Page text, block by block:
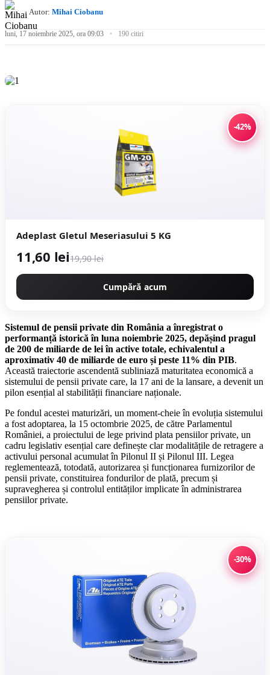
Autor: Mihai Ciobanu
luni, 17 noiembrie 2025, ora 09:03 190 citiri
-42%
Adeplast Gletul Meseriasului 5 KG
11,60 lei19,90 lei
Cumpără acum
Sistemul de pensii private din România a înregistrat o
performanță istorică în luna noiembrie 2025, depășind pragul
de 200 de miliarde de lei în active totale, echivalentul a
aproximativ 40 de miliarde de euro și peste 11% din PIB.
Această traiectorie ascendentă subliniază maturitatea economică a
sistemului de pensii private care, la 17 ani de la lansare, a devenit un
pilon esențial al stabilității financiare naționale.
Pe fondul acestei maturizări, un moment-cheie în evoluția sistemului
a fost adoptarea, la 15 octombrie 2025, de către Parlamentul
României, a proiectului de lege privind plata pensiilor private, un
cadru legislativ esențial care definește clar modalitățile de retragere a
activului personal acumulat în Pilonul II și Pilonul III. Legea
reglementează, totodată, autorizarea și funcționarea furnizorilor de
pensii private, constituirea fondurilor de plată, precum și
supravegherea și controlul entităților implicate în administrarea
pensiilor private.
-30%